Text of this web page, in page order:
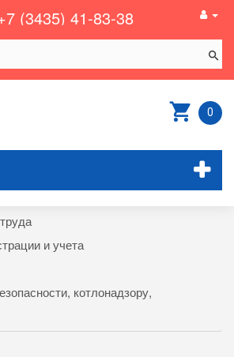
(3435) 41-83-38
0
и учета
котлонадзору,